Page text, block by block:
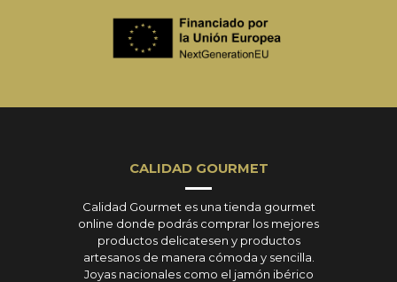
CALIDAD GOURMET
Calidad Gourmet es una tienda gourmet
online donde podrás comprar los mejores
productos delicatesen y productos
artesanos de manera cómoda y sencilla.
Joyas nacionales como el jamón ibérico